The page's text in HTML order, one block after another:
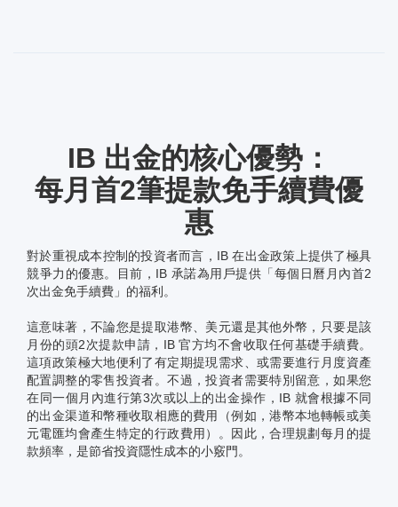
IB 出金的核心優勢：
每月首2筆提款免手續費優
惠
對於重視成本控制的投資者而言，IB 在出金政策上提供了極具
競爭力的優惠。目前，IB 承諾為用戶提供「每個日曆月內首2
次出金免手續費」的福利。
這意味著，不論您是提取港幣、美元還是其他外幣，只要是該
月份的頭2次提款申請，IB 官方均不會收取任何基礎手續費。
這項政策極大地便利了有定期提現需求、或需要進行月度資產
配置調整的零售投資者。不過，投資者需要特別留意，如果您
在同一個月內進行第3次或以上的出金操作，IB 就會根據不同
的出金渠道和幣種收取相應的費用（例如，港幣本地轉帳或美
元電匯均會產生特定的行政費用）。因此，合理規劃每月的提
款頻率，是節省投資隱性成本的小竅門。